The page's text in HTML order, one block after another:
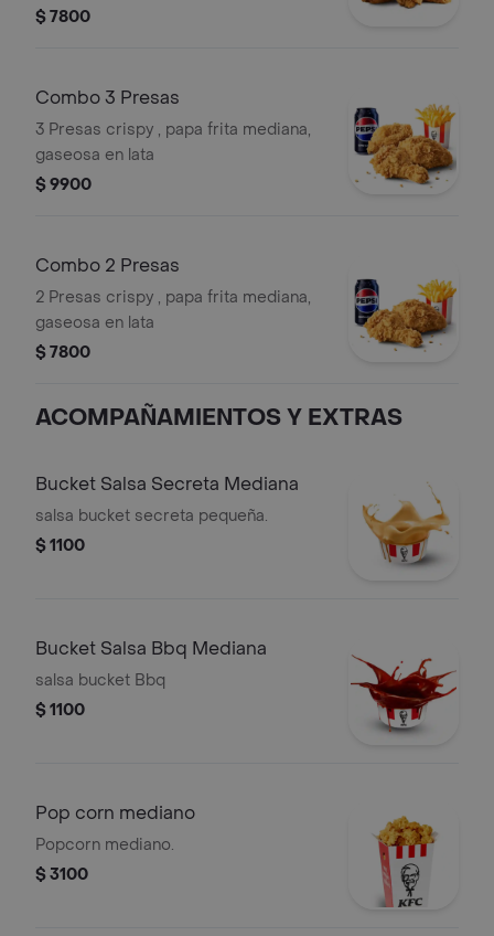
$ 7800
Combo 3 Presas
3 Presas crispy , papa frita mediana,
gaseosa en lata
$ 9900
Combo 2 Presas
2 Presas crispy , papa frita mediana,
gaseosa en lata
$ 7800
ACOMPAÑAMIENTOS Y EXTRAS
Bucket Salsa Secreta Mediana
salsa bucket secreta pequeña.
$ 1100
Bucket Salsa Bbq Mediana
salsa bucket Bbq
$ 1100
Pop corn mediano
Popcorn mediano.
$ 3100